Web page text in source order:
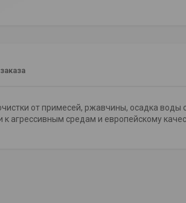
от примесей, ржавчины, осадка воды
агрессивным средам и европейскому